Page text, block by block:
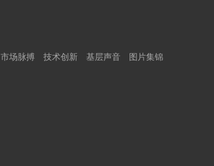
市场脉搏 技术创新 基层声音 图片集锦